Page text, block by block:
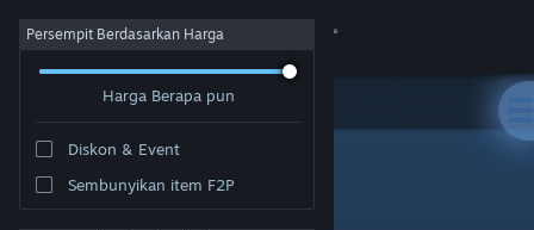
Login
Persempit Berdasarkan Harga
Harga Berapa pun
Diskon & Event
Sembunyikan item F2P
Pengembang: Omnitron Studios